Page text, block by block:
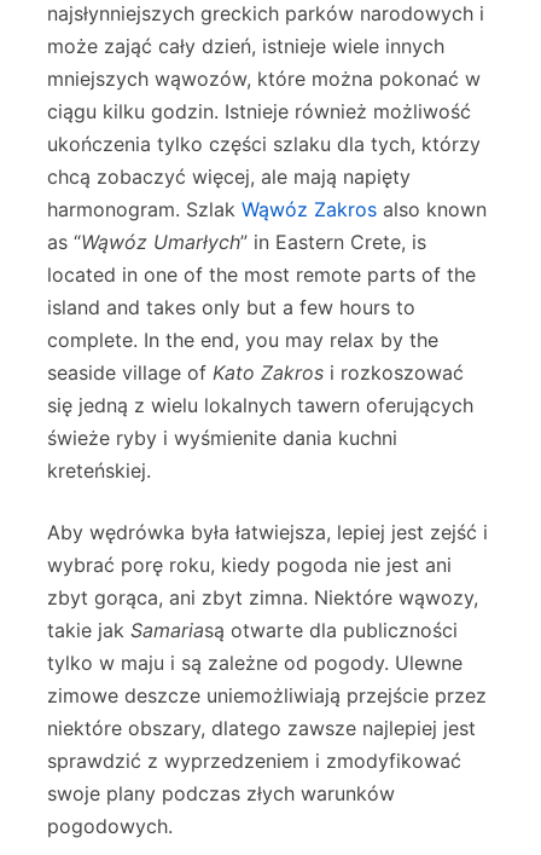
najsłynniejszych greckich parków narodowych i
może zająć cały dzień, istnieje wiele innych
mniejszych wąwozów, które można pokonać w
ciągu kilku godzin. Istnieje również możliwość
ukończenia tylko części szlaku dla tych, którzy
chcą zobaczyć więcej, ale mają napięty
harmonogram. Szlak Wąwóz Zakros also known
as “Wąwóz Umarłych” in Eastern Crete, is
located in one of the most remote parts of the
island and takes only but a few hours to
complete. In the end, you may relax by the
seaside village of Kato Zakros i rozkoszować
się jedną z wielu lokalnych tawern oferujących
świeże ryby i wyśmienite dania kuchni
kreteńskiej.
Aby wędrówka była łatwiejsza, lepiej jest zejść i
wybrać porę roku, kiedy pogoda nie jest ani
zbyt gorąca, ani zbyt zimna. Niektóre wąwozy,
takie jak Samariasą otwarte dla publiczności
tylko w maju i są zależne od pogody. Ulewne
zimowe deszcze uniemożliwiają przejście przez
niektóre obszary, dlatego zawsze najlepiej jest
sprawdzić z wyprzedzeniem i zmodyfikować
swoje plany podczas złych warunków
pogodowych.